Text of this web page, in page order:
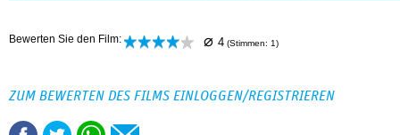
Bewerten Sie den Film: ⌀ 4 (Stimmen: 1)
ZUM BEWERTEN DES FILMS EINLOGGEN/REGISTRIEREN